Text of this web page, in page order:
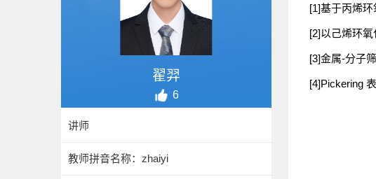
翟羿
6
讲师
教师拼音名称：zhaiyi
[1]基于丙烯
[2]以己烯环
[3]金属-分子
[4]Pickering